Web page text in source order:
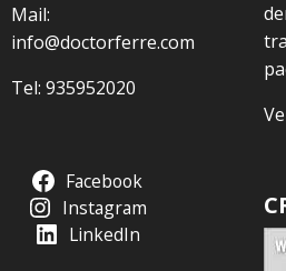
Mail:
info@doctorferre.com
Tel: 935952020
Facebook
Instagram
LinkedIn